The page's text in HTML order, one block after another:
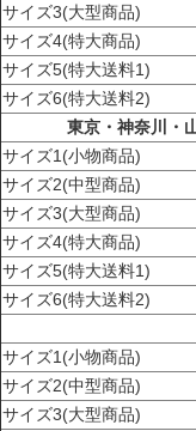
サイズ3(大型商品)
サイズ4(特大商品)
サイズ5(特大送料1)
サイズ6(特大送料2)
東京・神奈川・
サイズ1(小物商品)
サイズ2(中型商品)
サイズ3(大型商品)
サイズ4(特大商品)
サイズ5(特大送料1)
サイズ6(特大送料2)
サイズ1(小物商品)
サイズ2(中型商品)
サイズ3(大型商品)